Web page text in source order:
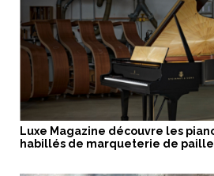
Luxe Magazine découvre les
habillés de marqueterie de paille